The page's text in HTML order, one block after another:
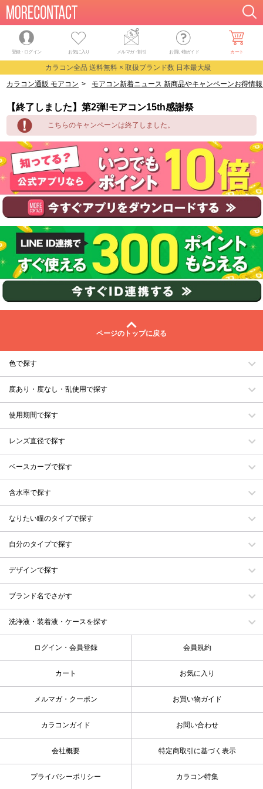
登録・ログイン お気に入り メルマガ・割引 お買い物ガイド カート
カラコン全品 送料無料 × 取扱ブランド数 日本最大級
カラコン通販 モアコン > モアコン新着ニュース 新商品やキャンペーンお得情
【終了しました】第2弾!モアコン15th感謝祭
こちらのキャンペーンは終了しました。
ページのトップに戻る
色で探す
度あり・度なし・乱使用で探す
使用期間で探す
レンズ直径で探す
ベースカーブで探す
含水率で探す
なりたい瞳のタイプで探す
自分のタイプで探す
デザインで探す
ブランド名でさがす
洗浄液・装着液・ケースを探す
ログイン・会員登録 会員規約
カート お気に入り
メルマガ・クーポン お買い物ガイド
カラコンガイド お問い合わせ
会社概要 特定商取引に基づく表示
プライバシーポリシー カラコン特集